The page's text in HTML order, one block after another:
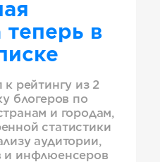
теперь в
к рейтингу из 2
блогеров по
и городам,
статистики
аудитории,
и инфлюенсеров